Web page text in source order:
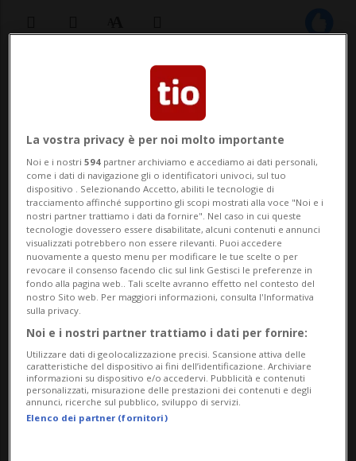
06 nov 2019 - 15:24
BELLINZONA - Come già i giovani leghisti,
anche la Gioventù Socialista Ticino (GISO)
si dichiara «fortemente
contraria» all'iniziativa "Per il
pensionamento a 66 anni", lanciata
ieri dalla gioventù libe...
🔐 Sblocca il nostro archivio
esclusivo!
Sottoscrivi un abbonamentoArchivioper
leggere questo articolo, oppure scegli
MyTioAboper accedere all'archivio e
La vostra privacy è per noi molto importante
Noi e i nostri594 partner archiviamo e accediamo ai dati personali,
come i dati di navigazione gli o identificatori univoci, sul tuo
dispositivo . Selezionando Accetto, abiliti le tecnologie di
tracciamento affinché supportino gli scopi mostrati alla voce "Noi e i
nostri partner trattiamo i dati da fornire". Nel caso in cui queste
tecnologie dovessero essere disabilitate, alcuni contenuti e annunci
visualizzati potrebbero non essere rilevanti. Puoi accedere
nuovamente a questo menu per modificare le tue scelte o per
revocare il consenso facendo clic sul link Gestisci le preferenze in
fondo alla pagina web.. Tali scelte avranno effetto nel contesto del
nostro Sito web. Per maggiori informazioni, consulta l'Informativa
sulla privacy.
Noi e i nostri partner trattiamo i dati per fornire:
Utilizzare dati di geolocalizzazione precisi. Scansione attiva delle
caratteristiche del dispositivo ai fini dell’identificazione. Archiviare
informazioni su dispositivo e/o accedervi. Pubblicità e contenuti
personalizzati, misurazione delle prestazioni dei contenuti e degli
annunci, ricerche sul pubblico, sviluppo di servizi.
Elenco dei partner (fornitori)